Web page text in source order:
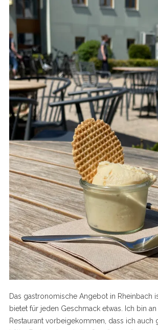
Das gastronomische Angebot in Rheinbach
bietet für jeden Geschmack etwas. Ich bin
Restaurant vorbeigekommen, dass ich auch